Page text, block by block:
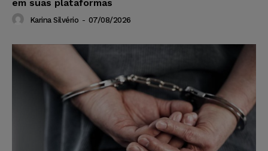
em suas plataformas
Karina Silvério - 07/08/2026